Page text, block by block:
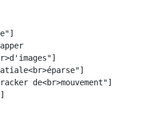
de<br>mouvement"]